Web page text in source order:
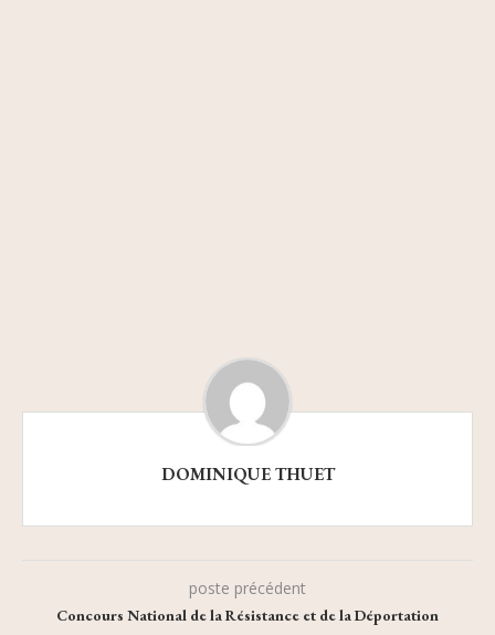
DOMINIQUE THUET
poste précédent
Concours National de la Résistance et de la Déportation